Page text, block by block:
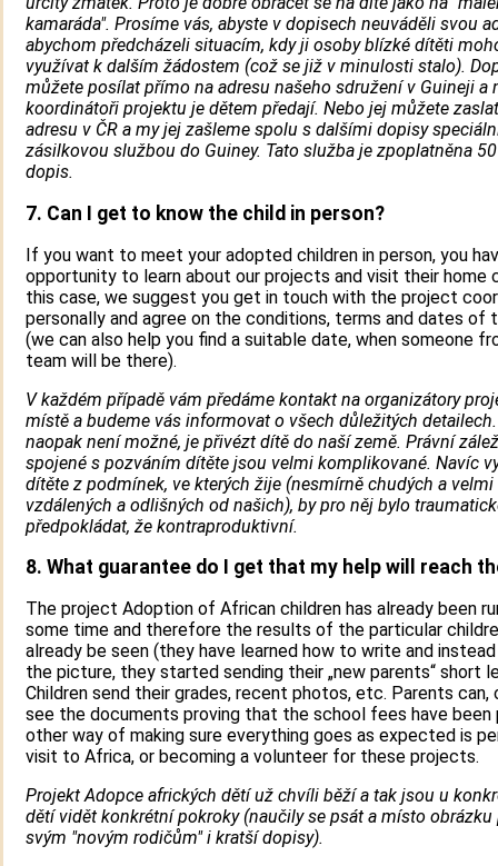
kamaráda". Prosíme vás, abyste v dopisech neuváděli svou
abychom předcházeli situacím, kdy ji osoby blízké dítěti
využívat k dalším žádostem (což se již v minulosti stalo).
můžete posílat přímo na adresu našeho sdružení v Guineji a
koordinátoři projektu je dětem předají. Nebo jej můžete
adresu v ČR a my jej zašleme spolu s dalšími dopisy
zásilkovou službou do Guiney. Tato služba je zpoplatněna
dopis.
7. Can I get to know the child in person?
If you want to meet your adopted children in person, you
opportunity to learn about our projects and visit their home
this case, we suggest you get in touch with the project
personally and agree on the conditions, terms and dates of
(we can also help you find a suitable date, when someone
team will be there).
V každém případě vám předáme kontakt na organizátory
místě a budeme vás informovat o všech důležitých
naopak není možné, je přivézt dítě do naší země. Právní
spojené s pozváním dítěte jsou velmi komplikované. Navíc
dítěte z podmínek, ve kterých žije (nesmírně chudých a velmi
vzdálených a odlišných od našich), by pro něj bylo
předpokládat, že kontraproduktivní.
8. What guarantee do I get that my help will reach
The project Adoption of African children has already been
some time and therefore the results of the particular
already be seen (they have learned how to write and
the picture, they started sending their „new parents“ short
Children send their grades, recent photos, etc. Parents can,
see the documents proving that the school fees have been
other way of making sure everything goes as expected is
visit to Africa, or becoming a volunteer for these projects.
Projekt Adopce afrických dětí už chvíli běží a tak jsou u
dětí vidět konkrétní pokroky (naučily se psát a místo
svým "novým rodičům" i kratší dopisy).